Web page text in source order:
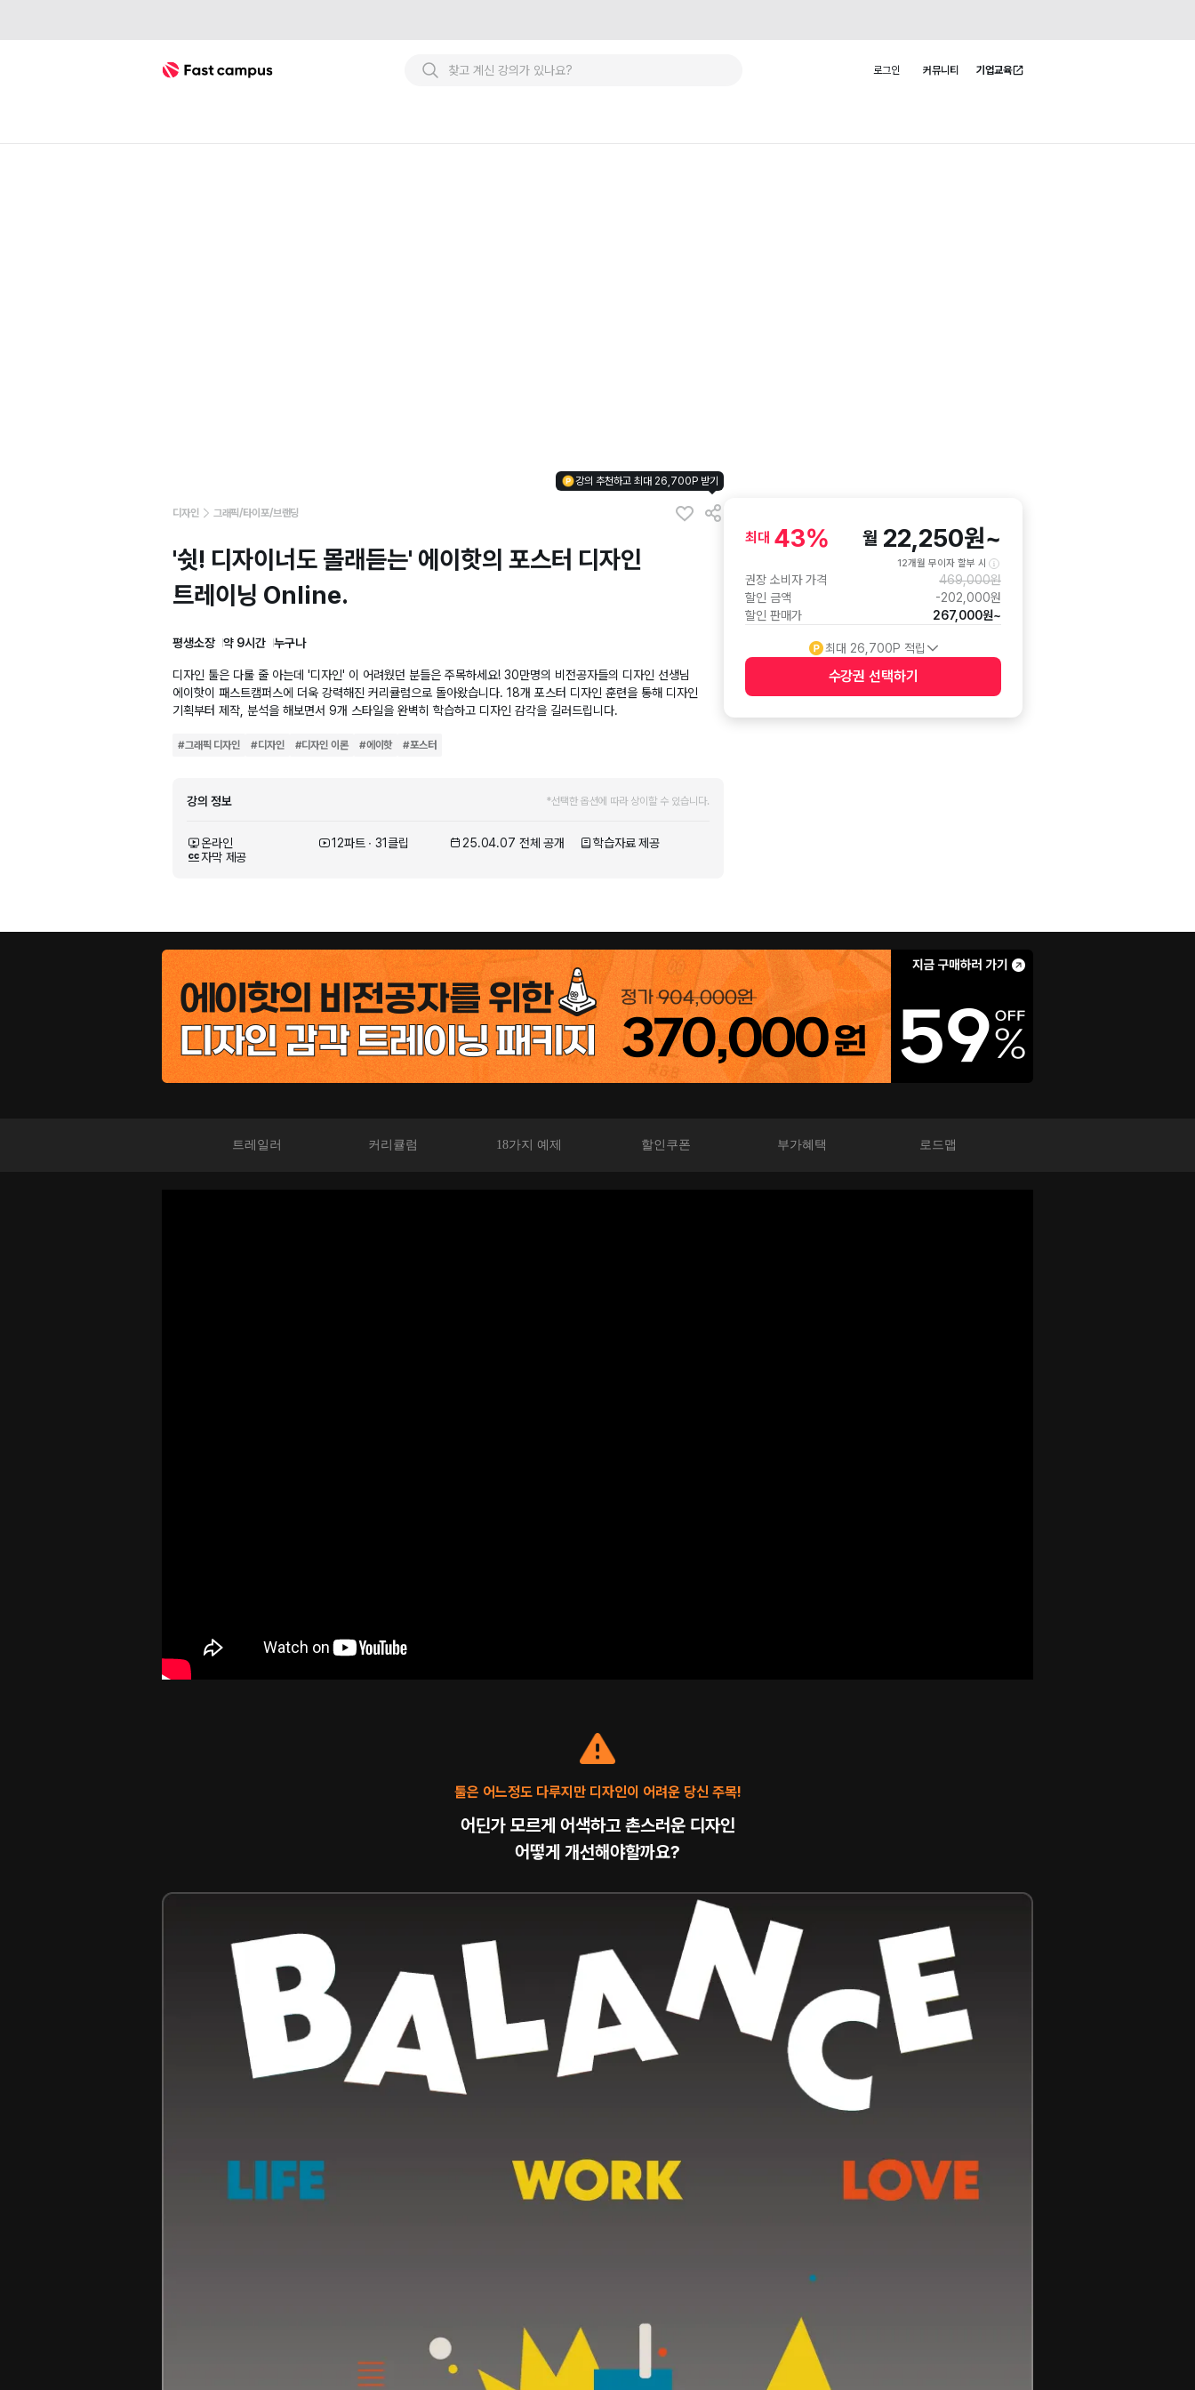
Fast Campus 로그인 커뮤니티 기업교육
디자인 그래픽/타이포/브랜딩
강의 추천하고 최대 26,700P 받기
'쉿! 디자이너도 몰래듣는' 에이핫의 포스터 디자인
트레이닝 Online.
평생소장 약 9시간 누구나
디자인 툴은 다룰 줄 아는데 '디자인' 이 어려웠던 분들은 주목하세요! 30만명의 비전공자들의 디자인 선생님
에이핫이 패스트캠퍼스에 더욱 강력해진 커리큘럼으로 돌아왔습니다. 18개 포스터 디자인 훈련을 통해 디자인
기획부터 제작, 분석을 해보면서 9개 스타일을 완벽히 학습하고 디자인 감각을 길러드립니다.
#그래픽 디자인 #디자인 #디자인 이론 #에이핫 #포스터
강의 정보 *선택한 옵션에 따라 상이할 수 있습니다.
온라인 12파트 ∙ 31클립 25.04.07 전체 공개
학습자료 제공
자막 제공
최대 43% 월 22,250원~
12개월 무이자 할부 시
권장 소비자 가격 469,000원
할인 금액
-202,000원
할인 판매가
267,000원~
최대 26,700P 적립
수강권 선택하기
트레일러 커리큘럼 18가지 예제 할인쿠폰 부가혜택 로드맵
툴은 어느정도 다루지만 디자인이 어려운 당신 주목!
어딘가 모르게 어색하고 촌스러운 디자인
어떻게 개선해야할까요?